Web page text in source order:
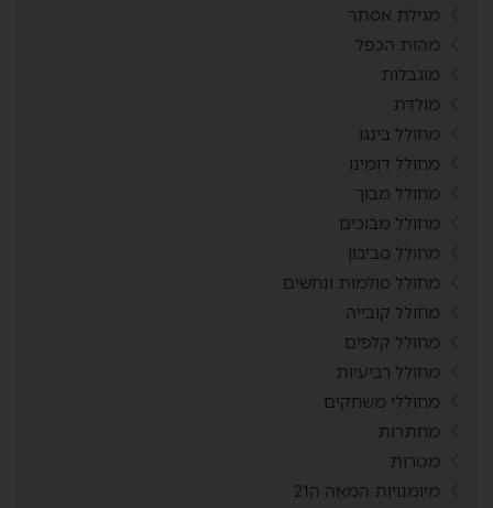
מגילת אסתר
מהות הכפל
מוגבלות
מולדת
מחולל בינגו
מחולל דומינו
מחולל מבוך
מחולל מבוכים
מחולל סביבון
מחולל סולמות ונחשים
מחולל קובייה
מחולל קלפים
מחולל רביעיות
מחוללי משחקים
מחתרות
מטרות
מיומנויות המאה ה21